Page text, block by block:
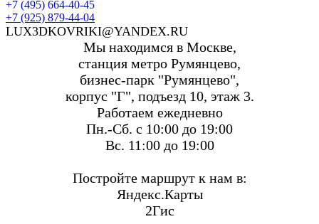
+7 (495) 664-40-45
+7 (925) 879-44-04
LUX3DKOVRIKI@YANDEX.RU
Мы находимся в Москве,
станция метро Румянцево,
бизнес-парк "Румянцево",
корпус "Г", подъезд 10, этаж 3.
Работаем ежедневно
Пн.-Сб. с 10:00 до 19:00
Вс. 11:00 до 19:00
Постройте маршрут к нам в:
Яндекс.Карты
2Гис